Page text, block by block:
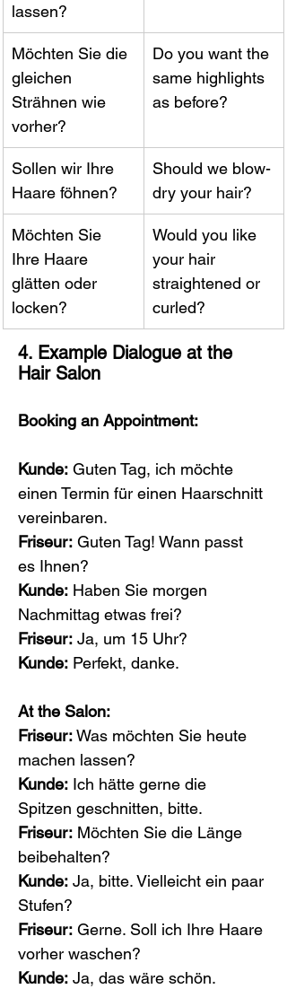
lassen?
Möchten Sie die
gleichen
Strähnen wie
vorher?
Do you want the
same highlights
as before?
Sollen wir Ihre
Haare föhnen?
Should we blow-
dry your hair?
Möchten Sie
Ihre Haare
glätten oder
locken?
Would you like
your hair
straightened or
curled?
4. Example Dialogue at the
Hair Salon
Booking an Appointment:
Kunde: Guten Tag, ich möchte
einen Termin für einen Haarschnitt
vereinbaren.
Friseur: Guten Tag! Wann passt
es Ihnen?
Kunde: Haben Sie morgen
Nachmittag etwas frei?
Friseur: Ja, um 15 Uhr?
Kunde: Perfekt, danke.
At the Salon:
Friseur: Was möchten Sie heute
machen lassen?
Kunde: Ich hätte gerne die
Spitzen geschnitten, bitte.
Friseur: Möchten Sie die Länge
beibehalten?
Kunde: Ja, bitte. Vielleicht ein paar
Stufen?
Friseur: Gerne. Soll ich Ihre Haare
vorher waschen?
Kunde: Ja, das wäre schön.